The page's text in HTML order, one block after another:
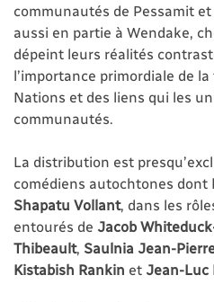
communautés de Pessamit
aussi en partie à Wendake,
dépeint leurs réalités
l’importance primordiale de
Nations et des liens qui les
communautés.
La distribution est
comédiens autochtones dont
Shapatu Vollant, dans les
entourés de Jacob
Thibeault, Saulnia Jean-
Kistabish Rankin et Jean-Luc